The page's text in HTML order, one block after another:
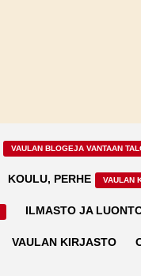
VAULAN BLOGEJA VANTAAN
KOULU, PERHE VAULAN
ILMASTO JA
VAULAN KIRJASTO